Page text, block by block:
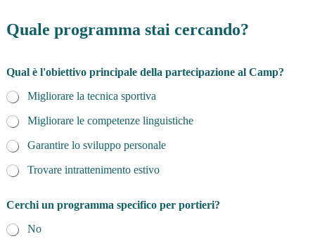
Quale programma stai cercando?
Qual è l'obiettivo principale della partecipazione al Camp?
Migliorare la tecnica sportiva
Migliorare le competenze linguistiche
Garantire lo sviluppo personale
Trovare intrattenimento estivo
Cerchi un programma specifico per portieri?
No